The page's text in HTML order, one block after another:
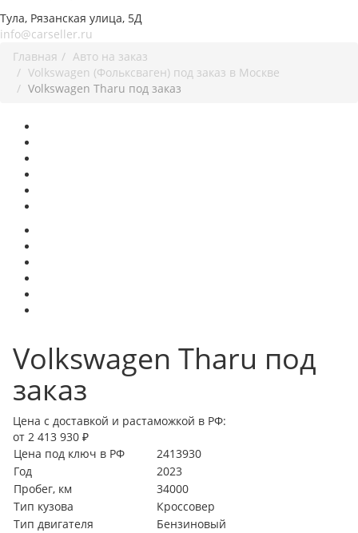
Тула, Рязанская улица, 5Д
info@carseller.ru
Главная
Авто на заказ
Volkswagen (Фольксваген) под заказ в Москве
Volkswagen Tharu под заказ
Volkswagen Tharu под
заказ
Цена с доставкой и растаможкой в РФ:
от 2 413 930 ₽
Цена под ключ в РФ
2413930
Год
2023
Пробег, км
34000
Тип кузова
Кроссовер
Тип двигателя
Бензиновый